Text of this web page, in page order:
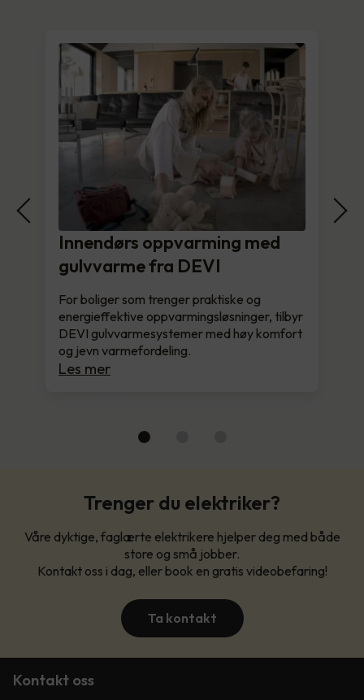
Innendørs oppvarming med
gulvvarme fra DEVI
For boliger som trenger praktiske og
energieffektive oppvarmingsløsninger, tilbyr
DEVI gulvvarmesystemer med høy komfort
og jevn varmefordeling.
Les mer
Trenger du elektriker?
Våre dyktige, faglærte elektrikere hjelper deg med både
store og små jobber.
Kontakt oss i dag, eller book en gratis videobefaring!
Ta kontakt
Kontakt oss